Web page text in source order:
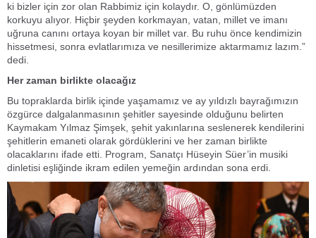
ki bizler için zor olan Rabbimiz için kolaydır. O, gönlümüzden
korkuyu alıyor. Hiçbir şeyden korkmayan, vatan, millet ve imanı
uğruna canını ortaya koyan bir millet var. Bu ruhu önce kendimizin
hissetmesi, sonra evlatlarımıza ve nesillerimize aktarmamız lazım.”
dedi.
Her zaman birlikte olacağız
Bu topraklarda birlik içinde yaşamamız ve ay yıldızlı bayrağımızın
özgürce dalgalanmasının şehitler sayesinde olduğunu belirten
Kaymakam Yılmaz Şimşek, şehit yakınlarına seslenerek kendilerini
şehitlerin emaneti olarak gördüklerini ve her zaman birlikte
olacaklarını ifade etti. Program, Sanatçı Hüseyin Süer’in musiki
dinletisi eşliğinde ikram edilen yemeğin ardından sona erdi.